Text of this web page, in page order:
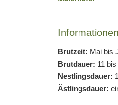
Brutzeit: Mai bis
Brutdauer: 11 bis
Nestlingsdauer:
Ästlingsdauer: